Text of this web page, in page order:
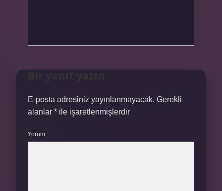
E-posta adresiniz yayınlanmayacak. Gerekli
alanlar * ile işaretlenmişlerdir
Yorum